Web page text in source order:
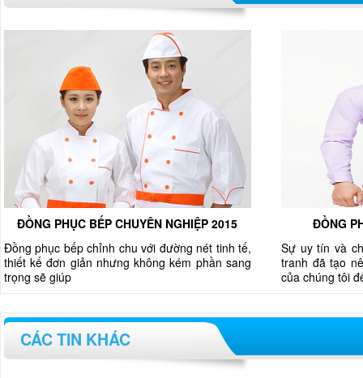
ĐỒNG PHỤC BẾP CHUYÊN NGHIỆP 2015
Đồng phục bếp chỉnh chu với đường nét tinh tế,
thiết kế đơn giản nhưng không kém phần sang
trọng sẽ giúp
ĐỒNG
Sự uy tín và
tranh đã tạo
của chúng tôi
CÁC TIN KHÁC